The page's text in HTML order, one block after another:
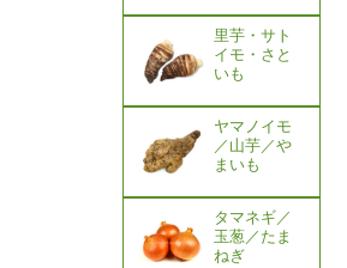
里芋・サト
イモ・さと
いも
ヤマノイモ
／山芋／や
まいも
タマネギ／
玉葱／たま
ねぎ